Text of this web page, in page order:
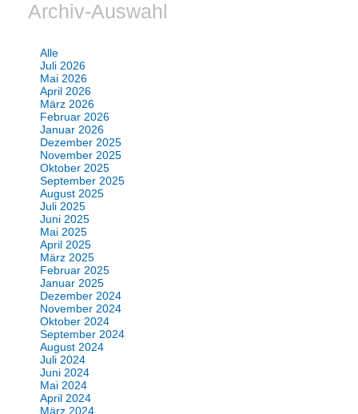
Archiv-Auswahl
Alle
Juli 2026
Mai 2026
April 2026
März 2026
Februar 2026
Januar 2026
Dezember 2025
November 2025
Oktober 2025
September 2025
August 2025
Juli 2025
Juni 2025
Mai 2025
April 2025
März 2025
Februar 2025
Januar 2025
Dezember 2024
November 2024
Oktober 2024
September 2024
August 2024
Juli 2024
Juni 2024
Mai 2024
April 2024
März 2024